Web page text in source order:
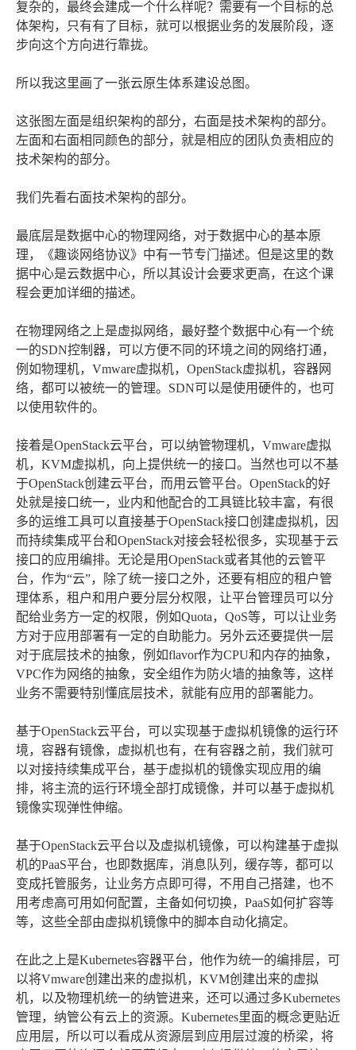
复杂的，最终会建成一个什么样呢？需要有一个目标的总
体架构，只有有了目标，就可以根据业务的发展阶段，逐
步向这个方向进行靠拢。
所以我这里画了一张云原生体系建设总图。
这张图左面是组织架构的部分，右面是技术架构的部分。
左面和右面相同颜色的部分，就是相应的团队负责相应的
技术架构的部分。
我们先看右面技术架构的部分。
最底层是数据中心的物理网络，对于数据中心的基本原
理，《趣谈网络协议》中有一节专门描述。但是这里的数
据中心是云数据中心，所以其设计会要求更高，在这个课
程会更加详细的描述。
在物理网络之上是虚拟网络，最好整个数据中心有一个统
一的SDN控制器，可以方便不同的环境之间的网络打通，
例如物理机，Vmware虚拟机，OpenStack虚拟机，容器网
络，都可以被统一的管理。SDN可以是使用硬件的，也可
以使用软件的。
接着是OpenStack云平台，可以纳管物理机，Vmware虚拟
机，KVM虚拟机，向上提供统一的接口。当然也可以不基
于OpenStack创建云平台，而用云管平台。OpenStack的好
处就是接口统一，业内和他配合的工具链比较丰富，有很
多的运维工具可以直接基于OpenStack接口创建虚拟机，因
而持续集成平台和OpenStack对接会轻松很多，实现基于云
接口的应用编排。无论是用OpenStack或者其他的云管平
台，作为“云”，除了统一接口之外，还要有相应的租户管
理体系，租户和用户要分层分权限，让平台管理员可以分
配给业务方一定的权限，例如Quota，QoS等，可以让业务
方对于应用部署有一定的自助能力。另外云还要提供一层
对于底层技术的抽象，例如flavor作为CPU和内存的抽象，
VPC作为网络的抽象，安全组作为防火墙的抽象等，这样
业务不需要特别懂底层技术，就能有应用的部署能力。
基于OpenStack云平台，可以实现基于虚拟机镜像的运行环
境，容器有镜像，虚拟机也有，在有容器之前，我们就可
以对接持续集成平台，基于虚拟机的镜像实现应用的编
排，将主流的运行环境全部打成镜像，并可以基于虚拟机
镜像实现弹性伸缩。
基于OpenStack云平台以及虚拟机镜像，可以构建基于虚拟
机的PaaS平台，也即数据库，消息队列，缓存等，都可以
变成托管服务，让业务方点即可得，不用自己搭建，也不
用考虑高可用如何配置，主备如何切换，PaaS如何扩容等
等，这些全部由虚拟机镜像中的脚本自动化搞定。
在此之上是Kubernetes容器平台，他作为统一的编排层，可
以将Vmware创建出来的虚拟机，KVM创建出来的虚拟
机，以及物理机统一的纳管进来，还可以通过多Kubernetes
管理，纳管公有云上的资源。Kubernetes里面的概念更贴近
应用层，所以可以看成从资源层到应用层过渡的桥梁，将